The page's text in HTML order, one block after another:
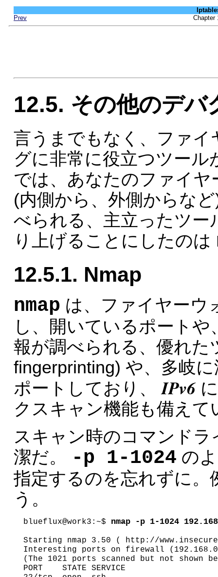
Prev
Chapter
12.5. その他のデバ
言うまでもなく、ファ
グに非常に役立つツー
では、あなたのファイ
(内側から、外側からな
べられる、主立ったツー
り上げることにしたのは
12.5.1. Nmap
nmap は、ファイヤーウ
し、開いているポート
報が調べられる、優れた
fingerprinting) や、多岐
ポートしており、 IPv6
クスキャン機能も備えて
スキャン時のコマンド
潔だ。
-p 1-1024 の
指定するのを忘れずに
う。
blueflux@work3:~$ nmap -p 1-1024
Starting nmap 3.50 ( http://
Interesting ports on firewall
(The 1021 ports scanned but not shown
PORT    STATE SERVICE